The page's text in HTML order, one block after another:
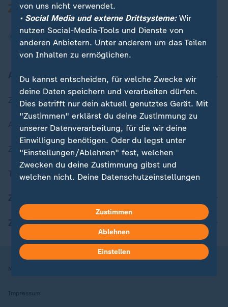
Aktuell bei ZDFheute
Zuletzt veröffentlicht
Aktuelle Sendungs-Videos
ZDFheute Stories
Themen im Überblick
ZDFheute Apps
Nutzungsbedingungen
Impressum
von uns nicht verwendet.
• Social Media und externe Drittsysteme:Wir
nutzen Social-Media-Tools und Dienste von
anderen Anbietern. Unter anderem um das Teilen
von Inhalten zu ermöglichen.
Du kannst entscheiden, für welche Zwecke wir
deine Daten speichern und verarbeiten dürfen.
Dies betrifft nur dein aktuell genutztes Gerät. Mit
"Zustimmen" erklärst du deine Zustimmung zu
unserer Datenverarbeitung, für die wir deine
Einwilligung benötigen. Oder du legst unter
"Einstellungen/Ablehnen" fest, welchen
Zwecken du deine Zustimmung gibst und
welchen nicht. Deine Datenschutzeinstellungen
Hier findest du das Impressum.
Weitere Informationen findest du in unserer
Datenschutzerklärung.
Zustimmen
Ablehnen
Einstellen